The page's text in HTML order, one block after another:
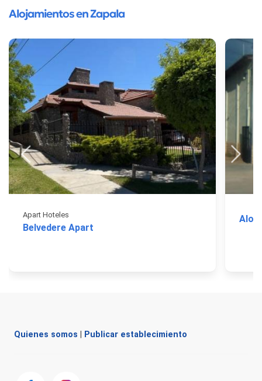
Alojamientos en Zapala
Apart Hoteles
Belvedere Apart
Quienes somos Publicar establecimiento